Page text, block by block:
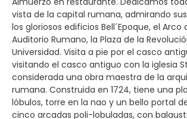
vista de la capital rumana, admirando
los gloriosos edificios Bell´Epoque, el Arco
Auditorio Rumano, la Plaza de la
Universidad. Visita a pie por el casco
visitando el casco antiguo con la iglesia
considerada una obra maestra de la
rumana. Construida en 1724, tiene una
lóbulos, torre en la nao y un bello portal
cinco arcadas poli-lobuladas, con